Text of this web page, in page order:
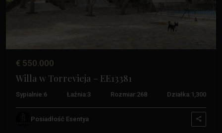
€ 550.000
Willa w Torrevieja – EE13381
Sypialnie:6 Łaźnia:3 Rozmiar:268 Działka: 1,300
Posiadłość Esentya